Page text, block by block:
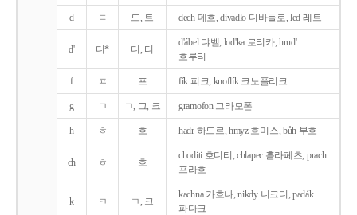
d ㄷ 드, 트 dech 데흐, divadlo 디바들로, led 레트
d' 디* 디, 티
d'ábel 댜벨, lod'ka 로티카, hrud'
흐루티
f ㅍ 프 fík 피크, knoflík 크노플리크
g ㄱ ㄱ, 그, 크 gramofon 그라모폰
h ㅎ 흐 hadr 하드르, hmyz 흐미스, bůh 부흐
ch ㅎ 흐
choditi 호디티, chlapec 흘라페츠, prach
프라흐
k ㅋ ㄱ, 크
kachna 카흐나, nikdy 니크디, padák
파다크